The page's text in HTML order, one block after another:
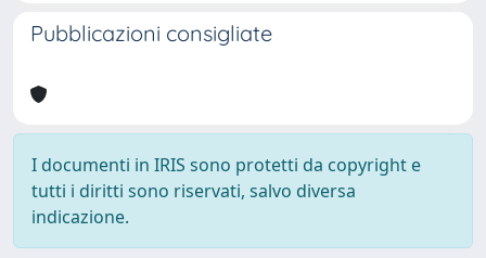
Pubblicazioni consigliate
I documenti in IRIS sono protetti da copyright e
tutti i diritti sono riservati, salvo diversa
indicazione.